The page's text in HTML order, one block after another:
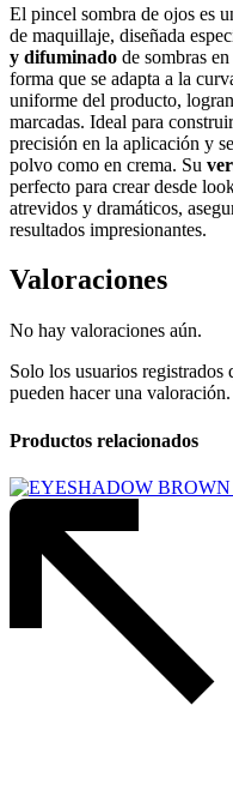
El pincel sombra de ojos es
de maquillaje, diseñada
y difuminado de sombras
forma que se adapta a la
uniforme del producto,
marcadas. Ideal para
precisión en la aplicación y
polvo como en crema. Su
perfecto para crear desde
atrevidos y dramáticos,
resultados impresionantes.
Valoraciones
No hay valoraciones aún.
Solo los usuarios registrados
pueden hacer una valoración.
Productos relacionados